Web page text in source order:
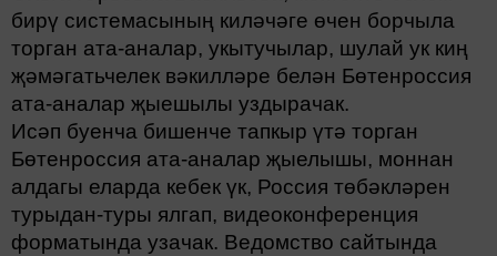
бирү системасының киләчәге өчен борчыла
торган ата-аналар, укытучылар, шулай ук киң
җәмәгатьчелек вәкилләре белән Бөтенроссия
ата-аналар җыешылы уздырачак.
Исәп буенча бишенче тапкыр үтә торган
Бөтенроссия ата-аналар җыелышы, моннан
алдагы еларда кебек үк, Россия төбәкләрен
турыдан-туры ялгап, видеоконференция
форматында узачак. Ведомство сайтында